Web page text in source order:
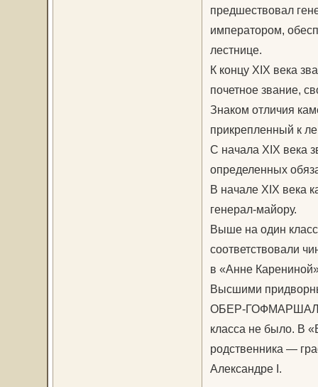
предшествовал
императором,
лестнице.
К концу XIX века
почетное звание,
Знаком отличия
прикрепленный к
С начала XIX века
определенных
В начале XIX века
генерал-майору.
Выше на один
соответствовали
в «Анне
Высшими
ОБЕР-ГОФМАРШАЛ и
класса не было. В
родственника —
Александре I.